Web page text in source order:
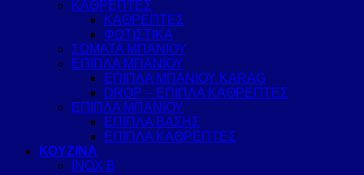
ΚΑΘΡΕΠΤΕΣ
ΚΑΘΡΕΠΤΕΣ
ΦΩΤΙΣΤΙΚΑ
ΣΩΜΑΤΑ ΜΠΑΝΙΟΥ
ΕΠΙΠΛΑ ΜΠΑΝΙΟΥ
ΕΠΙΠΛΑ ΜΠΑΝΙΟΥ KARAG
DROP – ΕΠΙΠΛΑ ΚΑΘΡΕΠΤΕΣ
ΕΠΙΠΛΑ ΜΠΑΝΙΟΥ
ΕΠΙΠΛΑ ΒΑΣΗΣ
ΕΠΙΠΛΑ ΚΑΘΡΕΠΤΕΣ
ΚΟΥΖΙΝΑ
INOX B